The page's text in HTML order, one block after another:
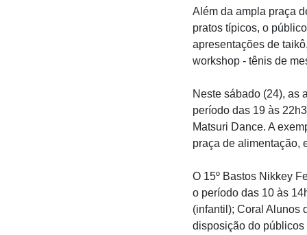
Além da ampla praça
pratos típicos, o
apresentações de
workshop - tênis de
Neste sábado (24), as
período das 19 às
Matsuri Dance. A
praça de alimentação,
O 15º Bastos Nikkey
o período das 10 às
(infantil); Coral Alunos
disposição do públicos